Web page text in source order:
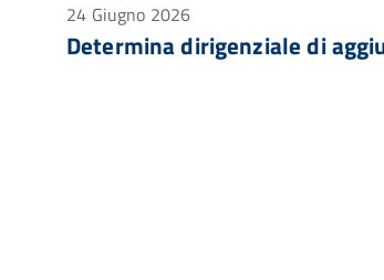
24 Giugno 2026
Determina dirigenziale di